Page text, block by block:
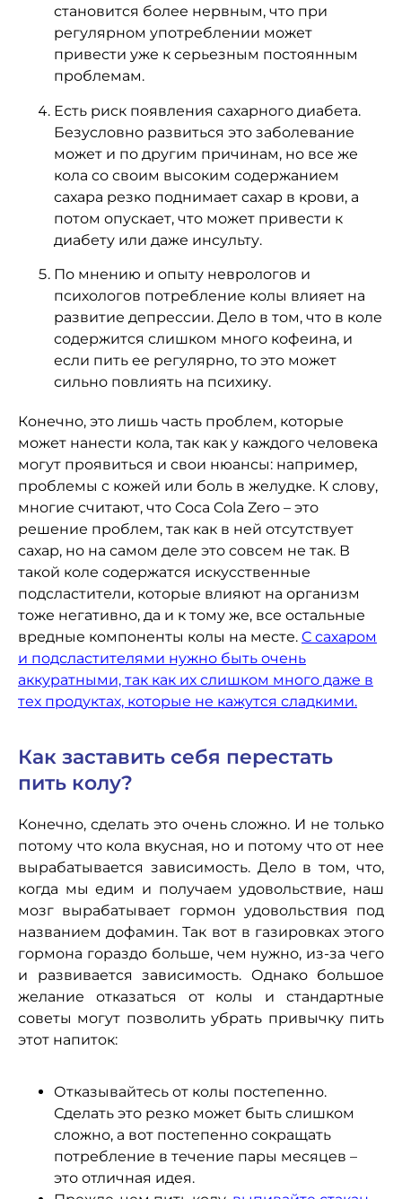
становится более нервным, что при
регулярном употреблении может
привести уже к серьезным постоянным
проблемам.
Есть риск появления сахарного диабета.
Безусловно развиться это заболевание
может и по другим причинам, но все же
кола со своим высоким содержанием
сахара резко поднимает сахар в крови, а
потом опускает, что может привести к
диабету или даже инсульту.
По мнению и опыту неврологов и
психологов потребление колы влияет на
развитие депрессии. Дело в том, что в коле
содержится слишком много кофеина, и
если пить ее регулярно, то это может
сильно повлиять на психику.
Конечно, это лишь часть проблем, которые
может нанести кола, так как у каждого человека
могут проявиться и свои нюансы: например,
проблемы с кожей или боль в желудке. К слову,
многие считают, что Coca Cola Zero – это
решение проблем, так как в ней отсутствует
сахар, но на самом деле это совсем не так. В
такой коле содержатся искусственные
подсластители, которые влияют на организм
тоже негативно, да и к тому же, все остальные
вредные компоненты колы на месте. С сахаром
и подсластителями нужно быть очень
аккуратными, так как их слишком много даже в
тех продуктах, которые не кажутся сладкими.
Как заставить себя перестать
пить колу?
Конечно, сделать это очень сложно. И не только
потому что кола вкусная, но и потому что от нее
вырабатывается зависимость. Дело в том, что,
когда мы едим и получаем удовольствие, наш
мозг вырабатывает гормон удовольствия под
названием дофамин. Так вот в газировках этого
гормона гораздо больше, чем нужно, из-за чего
и развивается зависимость. Однако большое
желание отказаться от колы и стандартные
советы могут позволить убрать привычку пить
этот напиток:
Отказывайтесь от колы постепенно.
Сделать это резко может быть слишком
сложно, а вот постепенно сокращать
потребление в течение пары месяцев –
это отличная идея.